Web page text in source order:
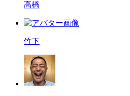
高橋
竹下